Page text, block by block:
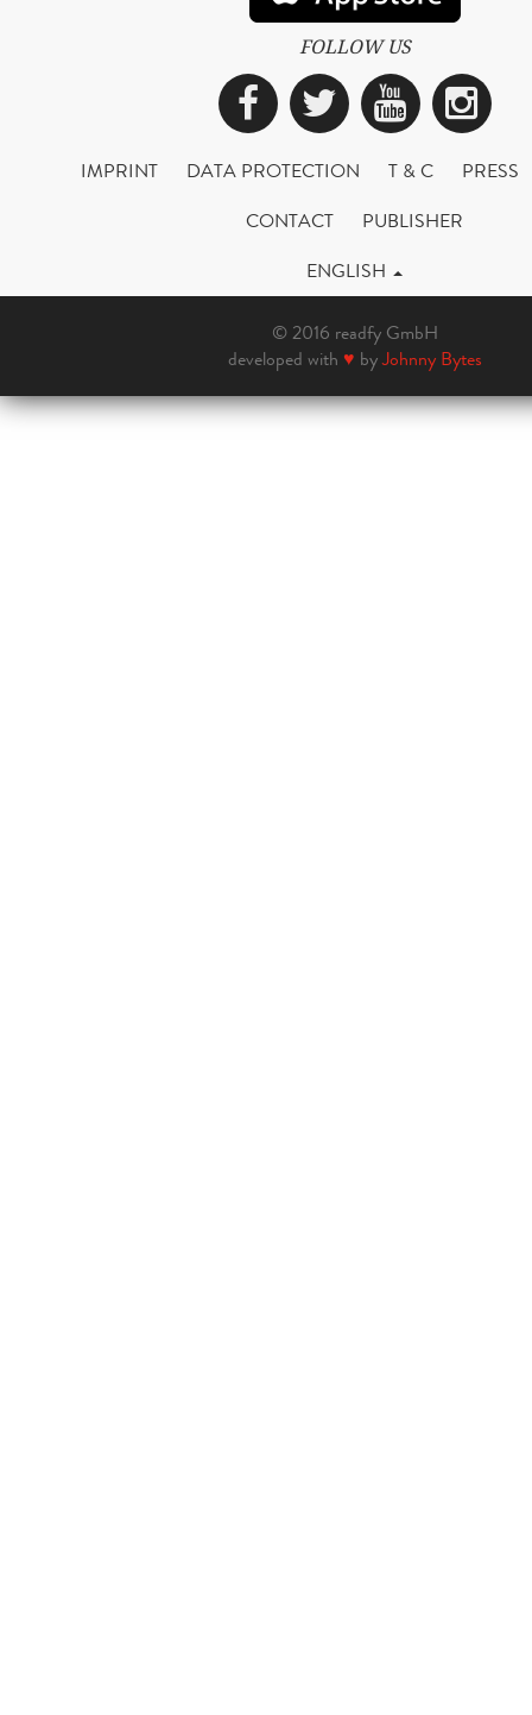
FOLLOW US
Facebook
Twitter
IMPRINT DATA PROTECTION T & C
PRESS
CONTACT
PUBLISHER
ENGLISH
© 2016 readfy GmbH
developed with ♥ byJohnny Bytes